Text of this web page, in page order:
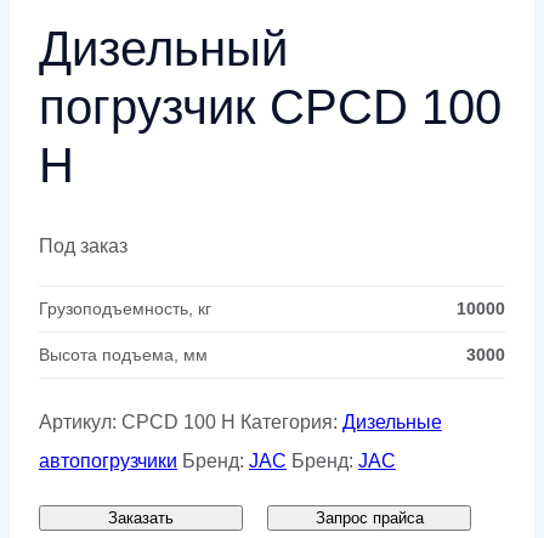
Дизельный
погрузчик CPCD 100
H
Под заказ
Грузоподъемность, кг 10000
Высота подъема, мм 3000
Артикул: CPCD 100 H Категория: Дизельные
автопогрузчики Бренд: JAC Бренд: JAC
Заказать Запрос прайса